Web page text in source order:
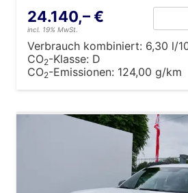
24.140,– €
incl. 19% MwSt.
Verbrauch kombiniert: 6,30 l/
CO2-Klasse: D
CO2-Emissionen: 124,00 g/km